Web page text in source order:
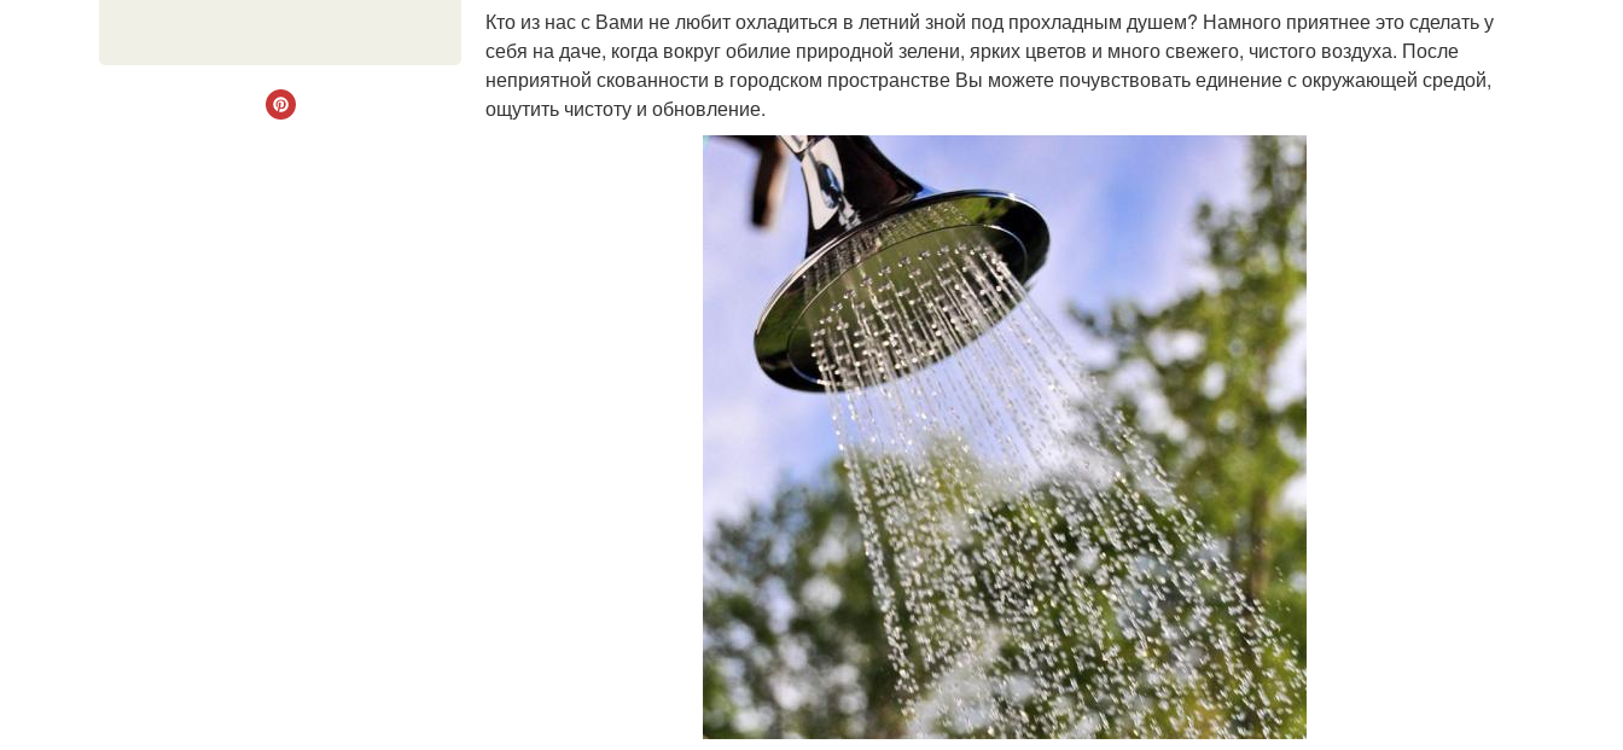
Кто из нас с Вами не любит охладиться в летний зной под прохладным душем? Намного приятнее это сделать у
себя на даче, когда вокруг обилие природной зелени, ярких цветов и много свежего, чистого воздуха. После
неприятной скованности в городском пространстве Вы можете почувствовать единение с окружающей средой,
ощутить чистоту и обновление.